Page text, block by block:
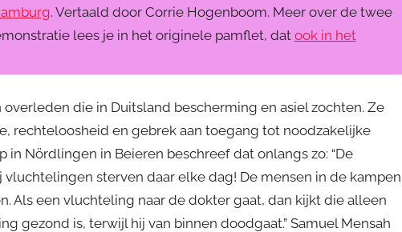
. Vertaald door Corrie Hogenboom. Meer over de twee
lees je in het originele pamflet, dat ook in het
die in Duitsland bescherming en asiel zochten. Ze
rechteloosheid en gebrek aan toegang tot noodzakelijke
Nördlingen in Beieren beschreef dat onlangs zo: “De
sterven daar elke dag! De mensen in de kampen
Als een vluchteling naar de dokter gaat, dan kijkt die alleen
gezond is, terwijl hij van binnen doodgaat.” Samuel Mensah